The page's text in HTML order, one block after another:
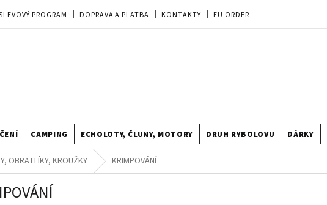
PROGRAM DOPRAVA A PLATBA KONTAKTY
EU ORDER
OBCHODNÍ PODMÍNKY PRODEJNA
TIPY A TRIKY
CAMPING ECHOLOTY, ČLUNY, MOTORY DRUH RYBOLOVU DÁRKY
OBRATLÍKY, KROUŽKY KRIMPOVÁNÍ